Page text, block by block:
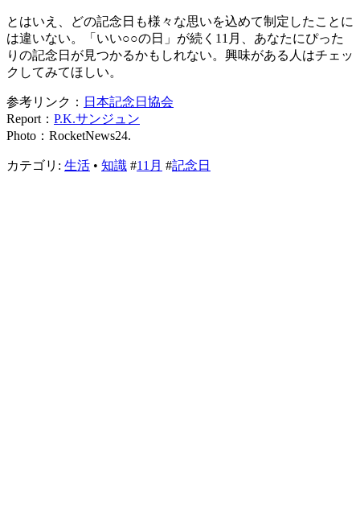
とはいえ、どの記念日も様々な思いを込めて制定したことに
は違いない。「いい○○の日」が続く11月、あなたにぴった
りの記念日が見つかるかもしれない。興味がある人はチェッ
クしてみてほしい。
参考リンク： 日本記念日協会
Report： P.K.サンジュン
Photo：RocketNews24.
カテゴリ: 生活 • 知識 #11月 #記念日